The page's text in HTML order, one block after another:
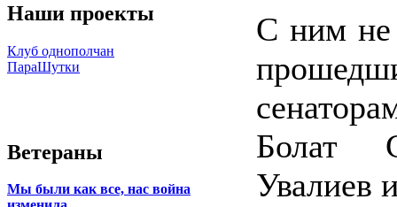
Наши проекты
Клуб однополчан
ПараШутки
Ветераны
Мы были как все, нас война
С ним не
Болат
Увалиев